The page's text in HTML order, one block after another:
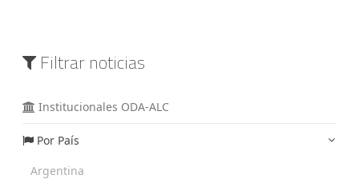
Filtrar noticias
Institucionales ODA-ALC
Por País
Argentina